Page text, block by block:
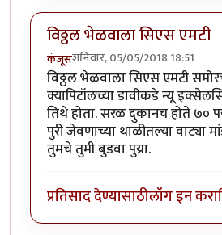
विठ्ठल भेळवाला सिएस एमटी
कंजूसशनिवार, 05/05/2018 18:51
विठ्ठल भेळवाला सिएस एमटी
क्यापिटॉलच्या डावीकडे न्यू
तिथे होता. सरळ दुकानच होते ७०
पुरी जेवणाच्या थाळीतल्या वाट्या
तुमचे तुमी बुडवा पुय्रा.
प्रतिसाद देण्यासाठीलॉग इन करा